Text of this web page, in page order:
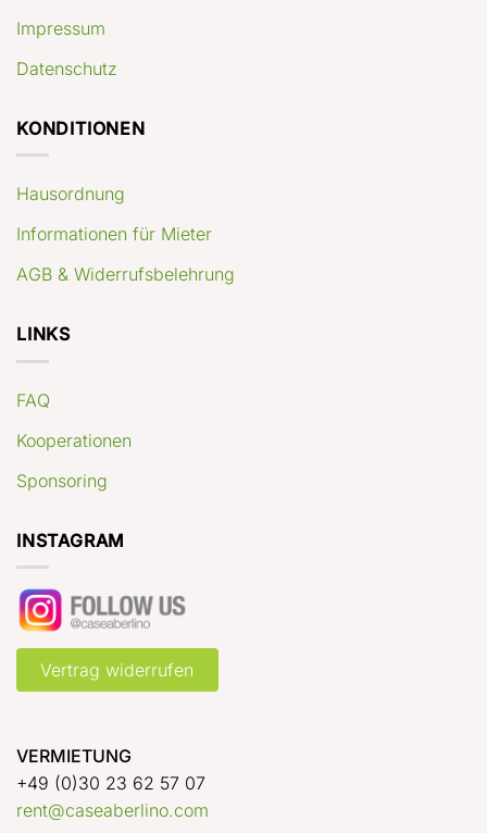
Impressum
Datenschutz
KONDITIONEN
Hausordnung
Informationen für Mieter
AGB & Widerrufsbelehrung
LINKS
FAQ
Kooperationen
Sponsoring
INSTAGRAM
Vertrag widerrufen
VERMIETUNG
+49 (0)30 23 62 57 07
rent@caseaberlino.com